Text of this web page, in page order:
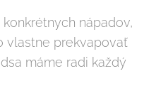
nápadov,
vlastne prekvapovať
máme radi každý